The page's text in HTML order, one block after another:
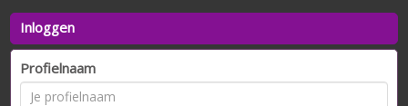
Inloggen
Profielnaam